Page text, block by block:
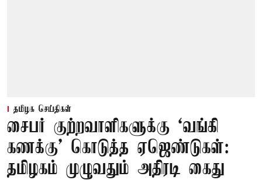
தமிழக செய்திகள்
சைபர் குற்றவாளிகளுக்கு ‘வங்கி
கணக்கு’ கொடுத்த ஏஜெண்டுகள்:
தமிழகம் முழுவதும் அதிரடி கைது